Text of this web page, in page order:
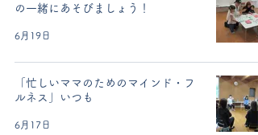
の一緒にあそびましょう！
6月19日
「忙しいママのためのマインド・フ
ルネス」いつも
6月17日